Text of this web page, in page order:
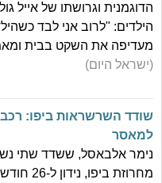
הדוגמנית וגרושתו של אייל
הילדים: "לרוב אני לבד
מעדיפה את השקט בבית
(ישראל היום)
שודד השרשראות ביפו:
למאסר
נימר אלבאסל, ששדד שתי
מחרוזת